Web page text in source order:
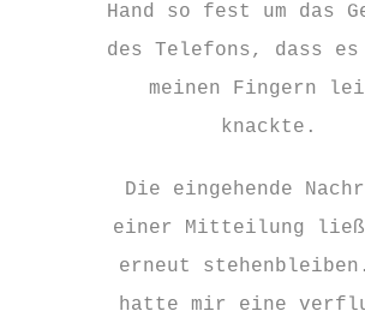
Hand so fest um das
des Telefons, dass
meinen Fingern
knackte.
Die eingehende
einer Mitteilung ließ
erneut
hatte mir eine